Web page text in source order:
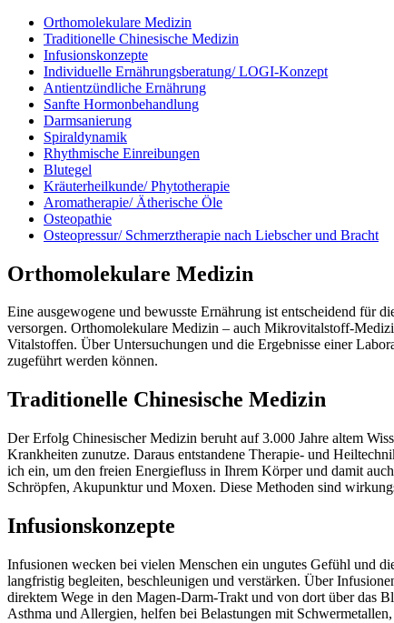
Orthomolekulare Medizin
Traditionelle Chinesische Medizin
Infusionskonzepte
Individuelle Ernährungsberatung/ LOGI-Konzept
Antientzündliche Ernährung
Sanfte Hormonbehandlung
Darmsanierung
Spiraldynamik
Rhythmische Einreibungen
Blutegel
Kräuterheilkunde/ Phytotherapie
Aromatherapie/ Ätherische Öle
Osteopathie
Osteopressur/ Schmerztherapie nach Liebscher und Bracht
Orthomolekulare Medizin
Eine ausgewogene und bewusste Ernährung ist entscheidend für
versorgen. Orthomolekulare Medizin – auch Mikrovitalstoff-
Vitalstoffen. Über Untersuchungen und die Ergebnisse einer
zugeführt werden können.
Traditionelle Chinesische Medizin
Der Erfolg Chinesischer Medizin beruht auf 3.000 Jahre altem
Krankheiten zunutze. Daraus entstandene Therapie- und
ich ein, um den freien Energiefluss in Ihrem Körper und damit
Schröpfen, Akupunktur und Moxen. Diese Methoden sind
Infusionskonzepte
Infusionen wecken bei vielen Menschen ein ungutes Gefühl und
langfristig begleiten, beschleunigen und verstärken. Über
direktem Wege in den Magen-Darm-Trakt und von dort über das
Asthma und Allergien, helfen bei Belastungen mit